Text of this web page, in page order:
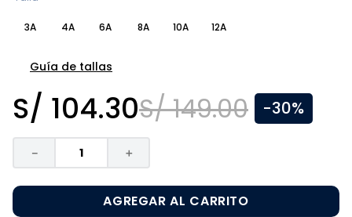
3A 4A 6A 8A 10A 12A
Guía de tallas
S/ 104.30S/ 149.00 -30%
＋
－
AGREGAR AL CARRITO
pijama